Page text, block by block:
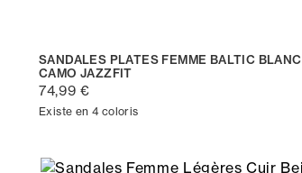
SANDALES PLATES FEMME BALTIC BLANC
CAMO JAZZFIT
74,99 €
Existe en 4 coloris